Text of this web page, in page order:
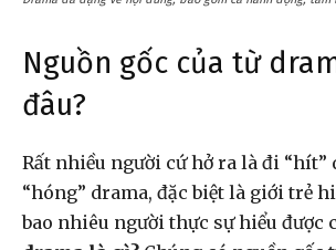
Nguồn gốc của từ
đâu?
Rất nhiều người cứ hở ra là đi “hít”
“hóng” drama, đặc biệt là giới trẻ
bao nhiêu người thực sự hiểu được